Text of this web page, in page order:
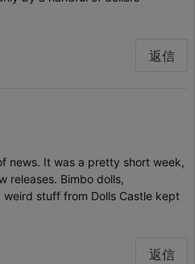
返信
news. It was a pretty short week,
releases. Bimbo dolls,
stuff from Dolls Castle kept
返信